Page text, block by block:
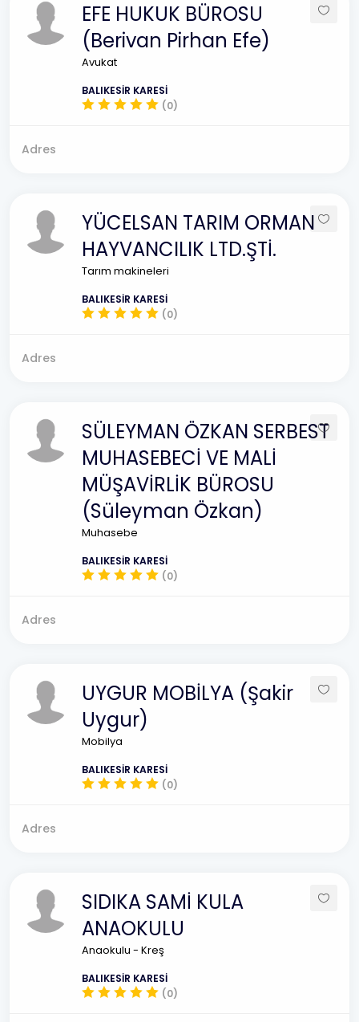
EFE HUKUK BÜROSU
(Berivan Pirhan Efe)
Avukat
BALIKESİR KARESİ
(0)
Adres
YÜCELSAN TARIM ORMAN
HAYVANCILIK LTD.ŞTİ.
Tarım makineleri
BALIKESİR KARESİ
(0)
Adres
SÜLEYMAN ÖZKAN SERBEST
MUHASEBECİ VE MALİ
MÜŞAVİRLİK BÜROSU
(Süleyman Özkan)
Muhasebe
BALIKESİR KARESİ
(0)
Adres
UYGUR MOBİLYA (Şakir
Uygur)
Mobilya
BALIKESİR KARESİ
(0)
Adres
SIDIKA SAMİ KULA
ANAOKULU
Anaokulu - Kreş
BALIKESİR KARESİ
(0)